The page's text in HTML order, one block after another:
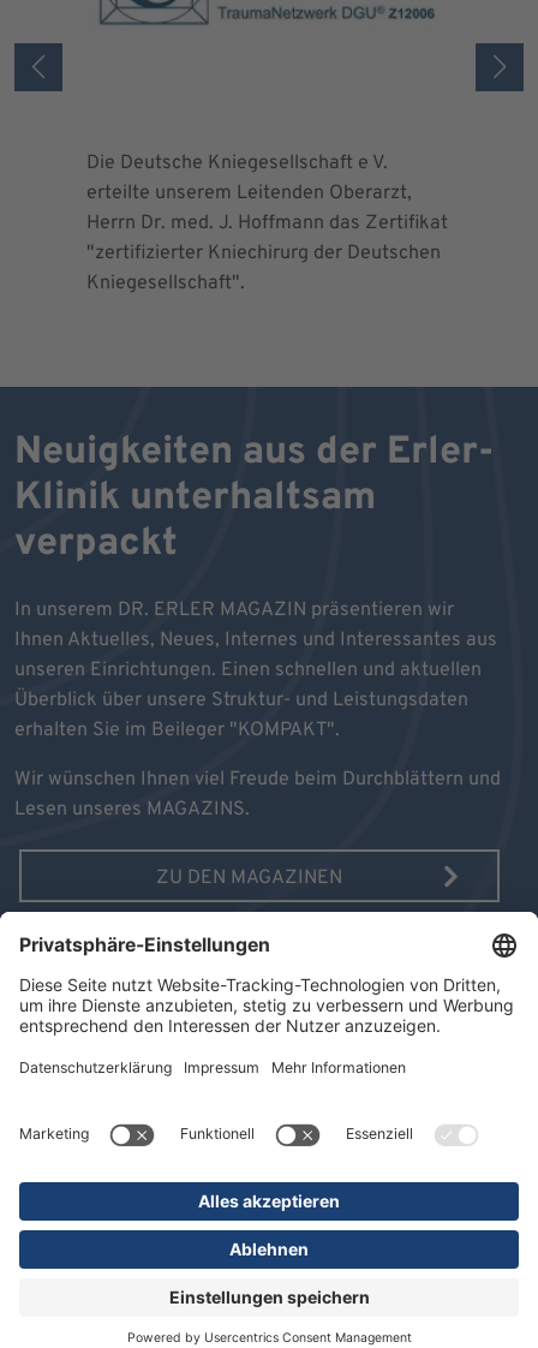
Die Deutsche Kniegesellschaft e V.
erteilte unserem Leitenden Oberarzt,
Herrn Dr. med. J. Hoffmann das Zertifikat
"zertifizierter Kniechirurg der Deutschen
Kniegesellschaft".
Neuigkeiten aus der Erler-
Klinik unterhaltsam
verpackt
In unserem DR. ERLER MAGAZIN präsentieren wir
Ihnen Aktuelles, Neues, Internes und Interessantes aus
unseren Einrichtungen. Einen schnellen und aktuellen
Überblick über unsere Struktur- und Leistungsdaten
erhalten Sie im Beileger "KOMPAKT".
Wir wünschen Ihnen viel Freude beim Durchblättern und
Lesen unseres MAGAZINS.
ZU DEN MAGAZINEN
AUSGABE 10/2025 MAGAZIN